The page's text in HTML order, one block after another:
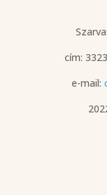
cím:
e-mail: